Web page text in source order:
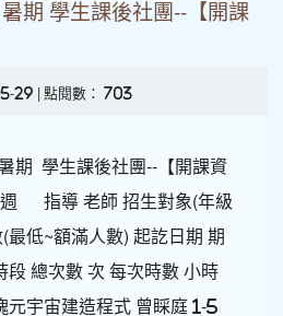
期 學生課後社團--【開課
29 | 點閱數： 703
期 學生課後社團--【開課資
指導 老師 招生對象(年級
最低~額滿人數) 起訖日期 期
段 總次數 次 每次時數 小時
元宇宙建造程式 曾睬庭 1-5